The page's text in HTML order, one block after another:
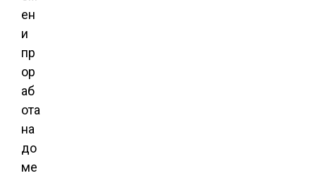
ен
и
пр
ор
аб
ота
на
до
ме